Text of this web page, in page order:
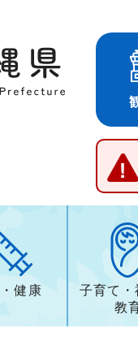
健康
子育て・
教